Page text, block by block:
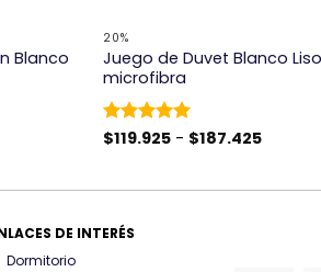
Blanco
20%
Juego de Duvet Blanco
microfibra
Valorado
$119.925 - $187.425Rango
DE INTERÉS
Dormitorio